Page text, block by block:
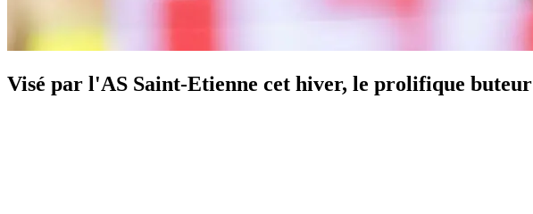
Visé par l'AS Saint-Etienne cet hiver, le prolifique